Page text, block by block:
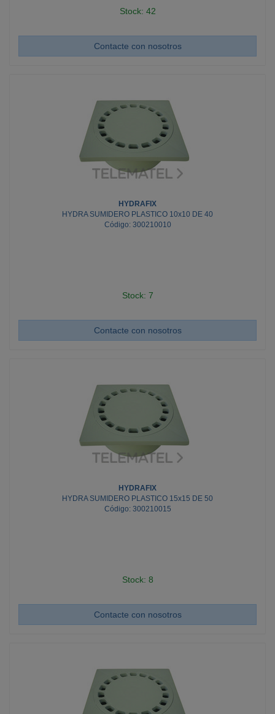
Stock: 42
Contacte con nosotros
HYDRAFIX
HYDRA SUMIDERO PLASTICO 10x10 DE 40
Código: 300210010
Stock: 7
Contacte con nosotros
HYDRAFIX
HYDRA SUMIDERO PLASTICO 15x15 DE 50
Código: 300210015
Stock: 8
Contacte con nosotros